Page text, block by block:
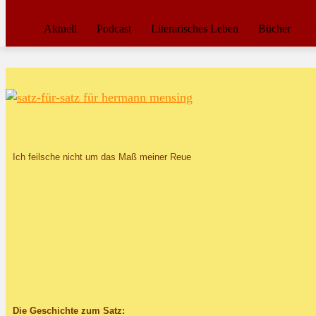
Aktuell Podcast Literarisches Leben Bücher
Ich feilsche nicht um das Maß meiner Reue
Die Geschichte zum Satz: